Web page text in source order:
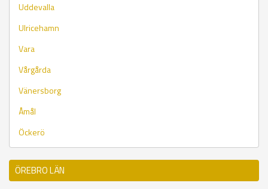
Uddevalla
Ulricehamn
Vara
Vårgårda
Vänersborg
Åmål
Öckerö
ÖREBRO LÄN